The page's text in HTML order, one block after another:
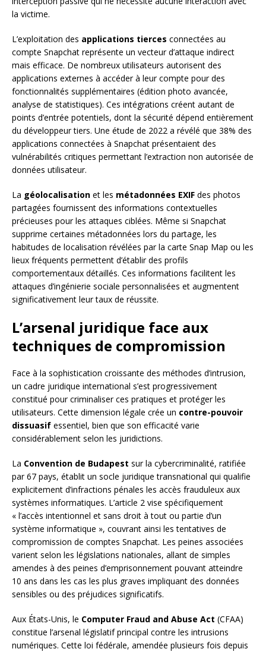
la victime.
L’exploitation des applications tierces connectées au
compte Snapchat représente un vecteur d’attaque indirect
mais efficace. De nombreux utilisateurs autorisent des
applications externes à accéder à leur compte pour des
fonctionnalités supplémentaires (édition photo avancée,
analyse de statistiques). Ces intégrations créent autant de
points d’entrée potentiels, dont la sécurité dépend entièrement
du développeur tiers. Une étude de 2022 a révélé que 38% des
applications connectées à Snapchat présentaient des
vulnérabilités critiques permettant l’extraction non autorisée de
données utilisateur.
La géolocalisation et les métadonnées EXIF des photos
partagées fournissent des informations contextuelles
précieuses pour les attaques ciblées. Même si Snapchat
supprime certaines métadonnées lors du partage, les
habitudes de localisation révélées par la carte Snap Map ou les
lieux fréquents permettent d’établir des profils
comportementaux détaillés. Ces informations facilitent les
attaques d’ingénierie sociale personnalisées et augmentent
significativement leur taux de réussite.
L’arsenal juridique face aux
techniques de compromission
Face à la sophistication croissante des méthodes d’intrusion,
un cadre juridique international s’est progressivement
constitué pour criminaliser ces pratiques et protéger les
utilisateurs. Cette dimension légale crée un contre-pouvoir
dissuasif essentiel, bien que son efficacité varie
considérablement selon les juridictions.
La Convention de Budapest sur la cybercriminalité, ratifiée
par 67 pays, établit un socle juridique transnational qui qualifie
explicitement d’infractions pénales les accès frauduleux aux
systèmes informatiques. L’article 2 vise spécifiquement
« l’accès intentionnel et sans droit à tout ou partie d’un
système informatique », couvrant ainsi les tentatives de
compromission de comptes Snapchat. Les peines associées
varient selon les législations nationales, allant de simples
amendes à des peines d’emprisonnement pouvant atteindre
10 ans dans les cas les plus graves impliquant des données
sensibles ou des préjudices significatifs.
Aux États-Unis, le Computer Fraud and Abuse Act (CFAA)
constitue l’arsenal législatif principal contre les intrusions
numériques. Cette loi fédérale, amendée plusieurs fois depuis